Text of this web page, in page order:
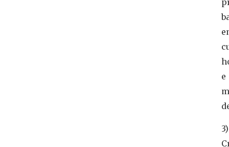
e
3)